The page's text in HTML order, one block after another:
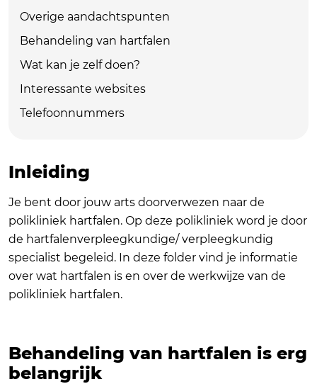
Overige aandachtspunten
Behandeling van hartfalen
Wat kan je zelf doen?
Interessante websites
Telefoonnummers
Inleiding
Je bent door jouw arts doorverwezen naar de
polikliniek hartfalen. Op deze polikliniek word je door
de hartfalenverpleegkundige/ verpleegkundig
specialist begeleid. In deze folder vind je informatie
over wat hartfalen is en over de werkwijze van de
polikliniek hartfalen.
Behandeling van hartfalen is erg
belangrijk